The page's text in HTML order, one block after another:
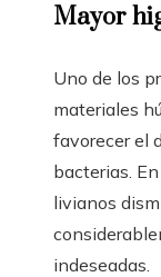
Mayor
Uno de los
materiales
favorecer el
bacterias.
livianos
indeseadas.